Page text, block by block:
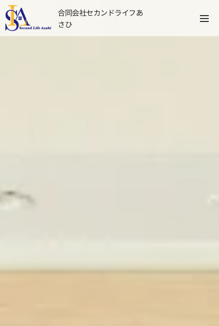
合同会社セカンドライフあ
さひ